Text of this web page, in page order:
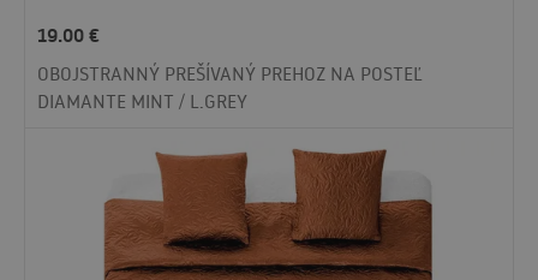
19.00€
OBOJSTRANNÝ PREŠÍVANÝ PREHOZ NA POSTEĽ
DIAMANTE MINT / L.GREY